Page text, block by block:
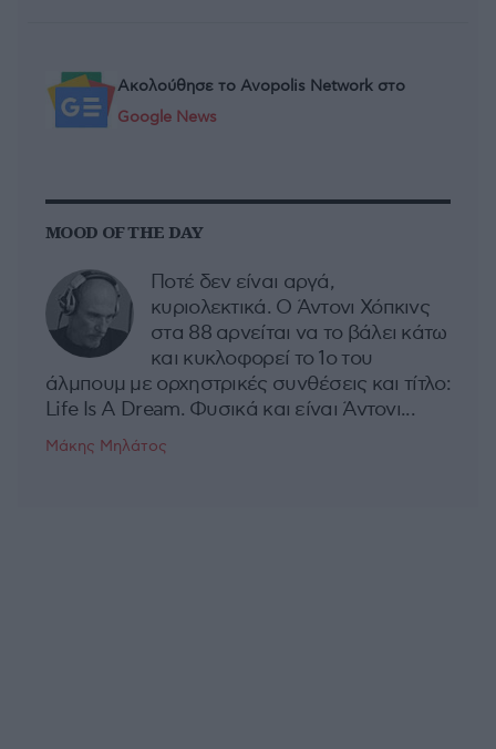
Ακολούθησε το Avopolis Network στο
Google News
MOOD OF THE DAY
Ποτέ δεν είναι αργά,
κυριολεκτικά. Ο Άντονι Χόπκινς
στα 88 αρνείται να το βάλει κάτω
και κυκλοφορεί το 1ο του
άλμπουμ με ορχηστρικές συνθέσεις και τίτλο:
Life Is A Dream. Φυσικά και είναι Άντονι...
Μάκης Μηλάτος